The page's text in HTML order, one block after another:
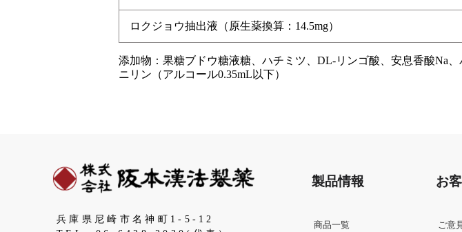
ロクジョウ抽出液（原生薬換算：14.5mg）
添加物：果糖ブドウ糖液糖、ハチミツ、DL-リンゴ酸、安息香酸Na
ニリン（アルコール0.35mL以下）
兵庫県尼崎市名神町1-5-12
製品情報
商品一覧
お
ご意